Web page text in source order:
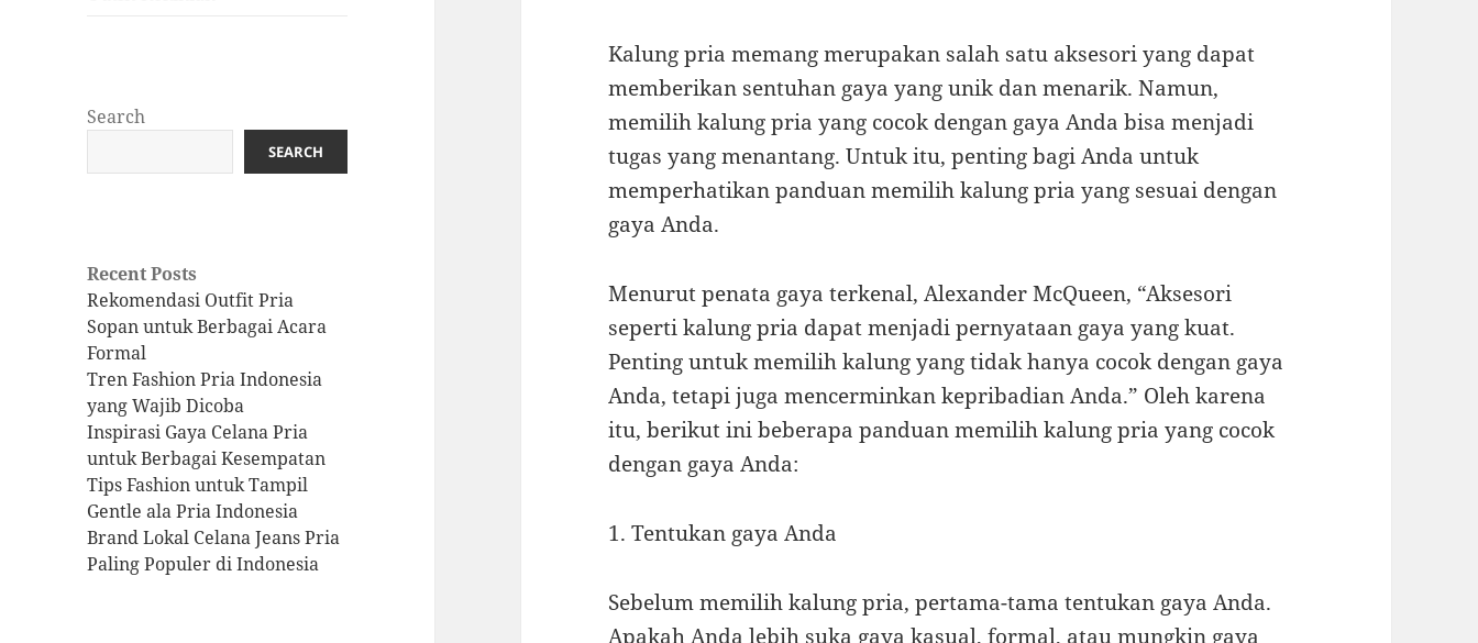
Search
SEARCH
Recent Posts
Rekomendasi Outfit Pria
Sopan untuk Berbagai Acara
Formal
Tren Fashion Pria Indonesia
yang Wajib Dicoba
Inspirasi Gaya Celana Pria
untuk Berbagai Kesempatan
Tips Fashion untuk Tampil
Gentle ala Pria Indonesia
Brand Lokal Celana Jeans Pria
Paling Populer di Indonesia
Kalung pria memang merupakan salah satu aksesori yang dapat
memberikan sentuhan gaya yang unik dan menarik. Namun,
memilih kalung pria yang cocok dengan gaya Anda bisa menjadi
tugas yang menantang. Untuk itu, penting bagi Anda untuk
memperhatikan panduan memilih kalung pria yang sesuai dengan
gaya Anda.
Menurut penata gaya terkenal, Alexander McQueen, “Aksesori
seperti kalung pria dapat menjadi pernyataan gaya yang kuat.
Penting untuk memilih kalung yang tidak hanya cocok dengan gaya
Anda, tetapi juga mencerminkan kepribadian Anda.” Oleh karena
itu, berikut ini beberapa panduan memilih kalung pria yang cocok
dengan gaya Anda:
1. Tentukan gaya Anda
Sebelum memilih kalung pria, pertama-tama tentukan gaya Anda.
Apakah Anda lebih suka gaya kasual, formal, atau mungkin gaya